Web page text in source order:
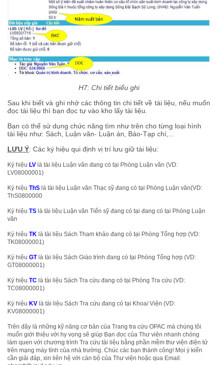
H7: Chi tiết biểu ghi
Sau khi biết và ghi nhớ các thông tin chi tiết về tài liệu, nếu muốn
đọc tài liệu thì bạn đọc tự vào kho lấy tài liệu.
Bạn có thể sử dụng chức năng tìm như trên cho từng loại hình
tài liệu như: Sách, Luận văn- Luận án, Báo-Tạp chí,...
LƯU Ý: Các ký hiệu qui định vị trí lưu giữ tài liệu:
Ký hiệu LV là tài liệu Luận văn đang có tại Phòng Luận văn (VD:
LV08000001)
Ký hiệu ThS là tài liệu Luận văn Thạc sỹ đang có tại Phòng Luận văn(VD:
ThS0800000
Ký hiệu TS là tài liệu Luận văn Tiến sỹ đang có tại đang có tại Phòng Luận
văn
Ký hiệu TK là tài liệu Sách Tham khảo đang có tại Phòng Tổng hợp (VD:
TK08000001)
Ký hiệu GT là tài liệu Sách Giáo trình đang có tại Phòng Tổng hợp (VD:
GT08000001)
Ký hiệu TC là tài liệu Sách Tra cứu đang có tại Phòng Tra cứu (VD:
TC08000001)
Ký hiệu KV là tài liệu Sách Tra cứu đang có tại Khoa/ Viện (VD:
KV08000001)
Trên đây là những kỹ năng cơ bản của Trang tra cứu OPAC mà chúng tôi
muốn giới thiệu với hy vọng sẽ giúp Bạn đọc của Thư viện nhanh chóng
làm quen với chương trình Tra cứu tài liệu bằng phần mềm thư viện điện tử
trên mạng máy tính của nhà trường. Chúc các bạn thành công! Mọi ý kiến
cần giải đáp, xin liên hệ với cán bộ của Thư viện hoặc qua Email: